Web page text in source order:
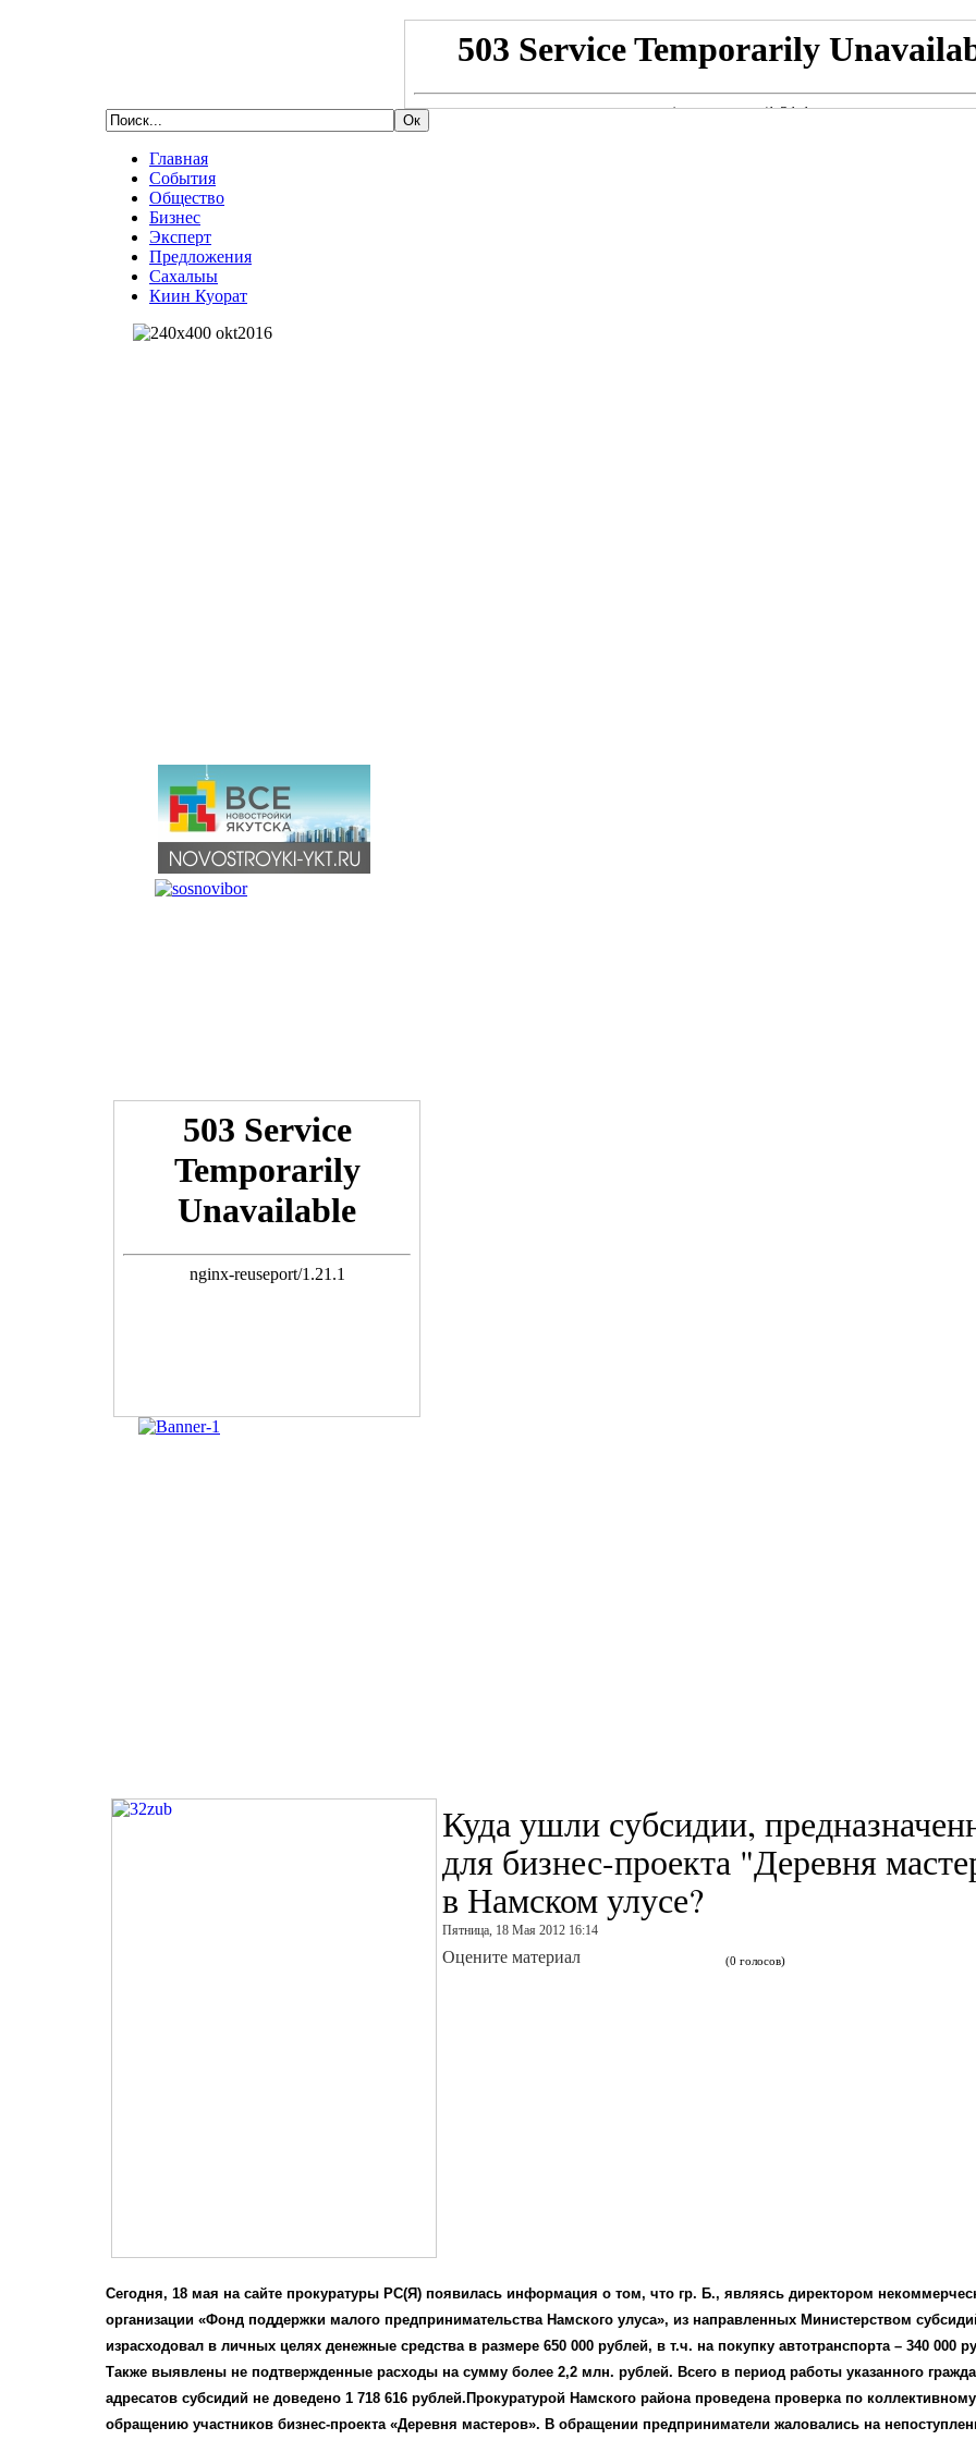
Главная
События
Общество
Бизнес
Эксперт
Предложения
Сахалыы
Киин Куорат
Куда ушли субсидии,
для бизнес-проекта "Деревня
в Намском улусе?
Пятница, 18 Мая 2012 16:14
Оцените материал (0 голосов)
Сегодня, 18 мая на сайте прокуратуры РС(Я) появилась информация о том, что гр. Б., являясь директором
организации «Фонд поддержки малого предпринимательства Намского улуса», из направленных Министерством
израсходовал в личных целях денежные средства в размере 650 000 рублей, в т.ч. на покупку автотранспорта – 340 000
Также выявлены не подтвержденные расходы на сумму более 2,2 млн. рублей. Всего в период работы указанного
адресатов субсидий не доведено 1 718 616 рублей.Прокуратурой Намского района проведена проверка по коллективному
обращению участников бизнес-проекта «Деревня мастеров». В обращении предприниматели жаловались на